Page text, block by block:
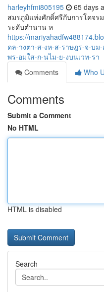
harleyhfmi805195 65 days
สมรภูมิแห่งศักดิ์ศรีกับการโคจร
ระดับตำนาน ห
https://
ดล-างตา-ส-งห-ส-ราษฎร-จ-บ
พร-อมใส-ก-นไม-ย-งบนเวท-รา
Comments
Who
Comments
Submit a Comment
No HTML
HTML is disabled
Search